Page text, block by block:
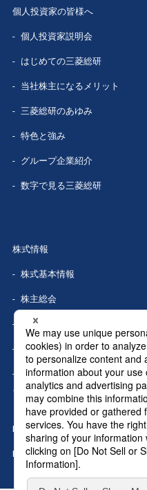
個人投資家の皆様へ
個人投資家説明会
はじめての三菱総研
当社株主になる メリット
三菱総研のあゆみ
特色と強み
グループ企業紹介
数字で見る三菱総研
株式情報
株式基本情報
株主総会
株式事務手続き
配当情報
株価情報（Yahoo!ファイナン
ス）
IRカレンダー
MRIグランドトップへ